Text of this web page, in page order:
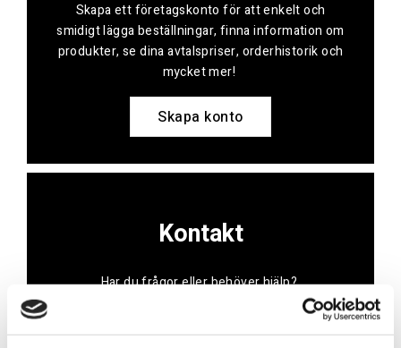
Skapa ett företagskonto för att enkelt och
smidigt lägga beställningar, finna information om
produkter, se dina avtalspriser, orderhistorik och
mycket mer!
Skapa konto
Kontakt
Har du frågor eller behöver hjälp?
Vår kundtjänst är tillgänglig Mån – Fre: 07:30 –